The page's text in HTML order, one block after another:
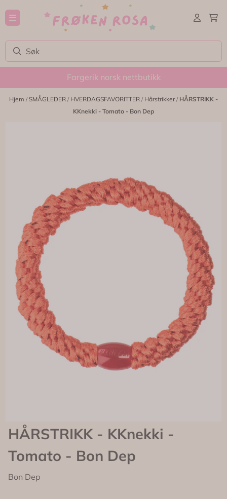
Hopp til innhold
Fargerik norsk nettbutikk
Hjem /SMÅGLEDER / HVERDAGSFAVORITTER / Hårstrikker/ HÅRSTRIKK -
KKnekki - Tomato - Bon Dep
HÅRSTRIKK - KKnekki -
Tomato - Bon Dep
Bon Dep